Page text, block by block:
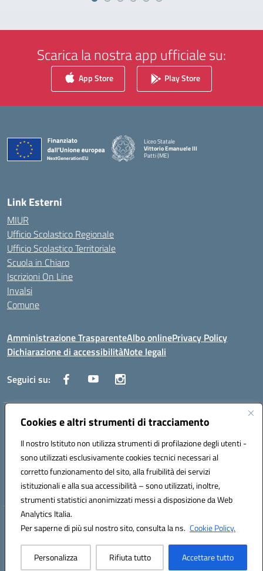
Cookies e altri strumenti di tracciamento
Il nostro Istituto non utilizza strumenti di profilazione degli utenti -
sono utilizzati esclusivamente cookies tecnici necessari al
corretto funzionamento del sito, alla fruibilità dei servizi
istituzionali e alla sua accessibilità – sono utilizzati, inoltre,
strumenti statistici anonimizzati messi a disposizione da Web
Analytics Italia.
Per saperne di più sul nostro sito, consulta la ns. Cookie Policy.
Personalizza Rifiuta tutto Accettare tutto
Scarica la nostra app ufficiale su:
App Store Play Store
Liceo Statale
Vittorio Emanuele III
Patti (ME)
Link Esterni
MIUR
Ufficio Scolastico Regionale
Ufficio Scolastico Territoriale
Scuola in Chiaro
Iscrizioni On Line
Invalsi
Comune
Amministrazione TrasparenteAlbo onlinePrivacy Policy
Dichiarazione di accessibilitàNote legali
Seguici su:
Indirizzo:Via Trieste, 43 – 98066 Patti (ME)
Posta elettronica certificata (PEC):mepc060006@pec.istruzione.it
Codice fiscale: 86000610831
Codice meccanografico: MEPC060006
Hosting & Powered by 3D Solution S.r.l.
Concept & Design by Designers Italia